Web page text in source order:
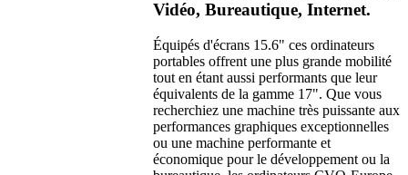
Vidéo, Bureautique, Internet.
Équipés d'écrans 15.6" ces ordinateurs
portables offrent une plus grande mobilité
tout en étant aussi performants que leur
équivalents de la gamme 17". Que vous
recherchiez une machine très puissante aux
performances graphiques exceptionnelles
ou une machine performante et
économique pour le développement ou la